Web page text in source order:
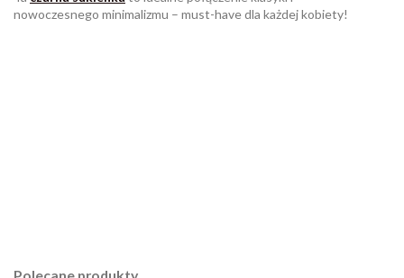
nowoczesnego minimalizmu – must-have dla każdej kobiety!
Polecane produkty